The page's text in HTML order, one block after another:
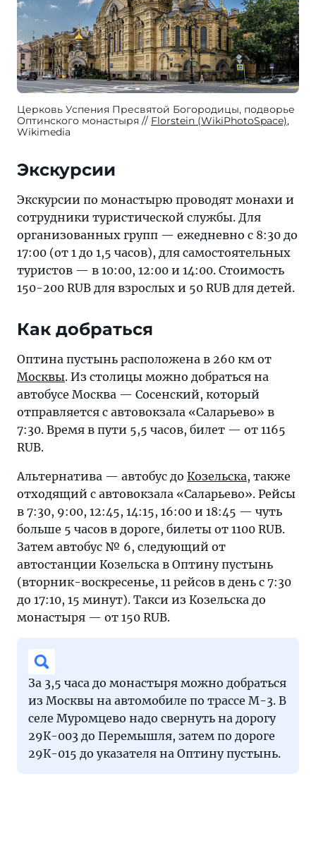
Церковь Успения Пресвятой Богородицы, подворье
Оптинского монастыря
Florstein (WikiPhotoSpace),
Wikimedia
Экскурсии
Экскурсии по монастырю проводят монахи и
сотрудники туристической службы. Для
организованных групп — ежедневно с 8:30 до
17:00 (от 1 до 1,5 часов), для самостоятельных
туристов — в 10:00, 12:00 и 14:00. Стоимость
150-200 RUB для взрослых и 50 RUB для детей.
Как добраться
Оптина пустынь расположена в 260 км от
Москвы. Из столицы можно добраться на
автобусе Москва — Сосенский, который
отправляется с автовокзала «Саларьево» в
7:30. Время в пути 5,5 часов, билет — от 1165
RUB.
Альтернатива — автобус до Козельска, также
отходящий с автовокзала «Саларьево». Рейсы
в 7:30, 9:00, 12:45, 14:15, 16:00 и 18:45 — чуть
больше 5 часов в дороге, билеты от 1100 RUB.
Затем автобус № 6, следующий от
автостанции Козельска в Оптину пустынь
(вторник-воскресенье, 11 рейсов в день с 7:30
до 17:10, 15 минут). Такси из Козельска до
монастыря — от 150 RUB.
За 3,5 часа до монастыря можно добраться
из Москвы на автомобиле по трассе М-3. В
селе Муромцево надо свернуть на дорогу
29К-003 до Перемышля, затем по дороге
29К-015 до указателя на Оптину пустынь.